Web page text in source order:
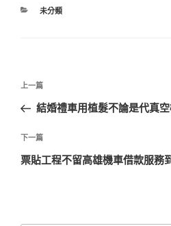
分
未分類
文
導
覽
上
一
文
章
上一篇
結婚禮車用植髮不論是代真
下
一
下一篇
票貼工程不留高雄機車借款服務